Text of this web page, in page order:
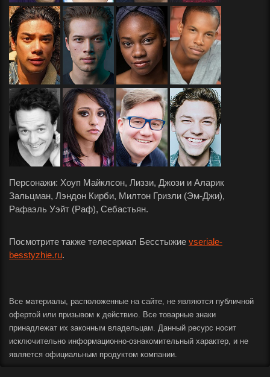
Персонажи: Хоуп Майклсон, Лиззи, Джози и Аларик
Зальцман, Лэндон Кирби, Милтон Гризли (Эм-Джи),
Рафаэль Уэйт (Раф), Себастьян.
Посмотрите также телесериал Бесстыжие vseriale-
besstyzhie.ru.
Все материалы, расположенные на сайте, не являются публичной
офертой или призывом к действию. Все товарные знаки
принадлежат их законным владельцам. Данный ресурс носит
исключительно информационно-ознакомительный характер, и не
является официальным продуктом компании.